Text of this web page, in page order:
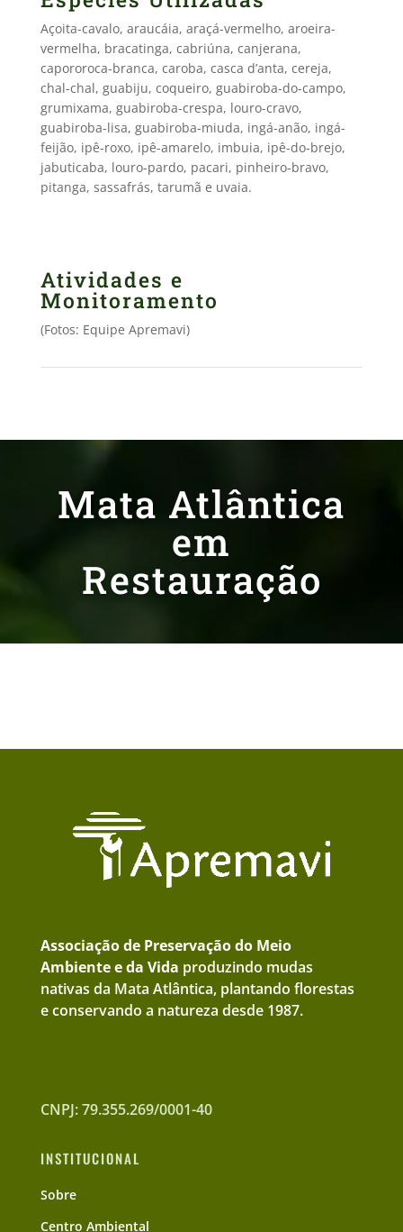
Açoita-cavalo, araucáia, araçá-vermelho, aroeira-
vermelha, bracatinga, cabriúna, canjerana,
capororoca-branca, caroba, casca d’anta, cereja,
chal-chal, guabiju, coqueiro, guabiroba-do-campo,
grumixama, guabiroba-crespa, louro-cravo,
guabiroba-lisa, guabiroba-miuda, ingá-anão, ingá-
feijão, ipê-roxo, ipê-amarelo, imbuia, ipê-do-brejo,
jabuticaba, louro-pardo, pacari, pinheiro-bravo,
pitanga, sassafrás, tarumã e uvaia.
Atividades e
Monitoramento
(Fotos: Equipe Apremavi)
Mata Atlântica
em
Restauração
Associação de Preservação do Meio
Ambiente e da Vida produzindo mudas
nativas da Mata Atlântica, plantando florestas
e conservando a natureza desde 1987.
CNPJ: 79.355.269/0001-40
INSTITUCIONAL
Sobre
Centro Ambiental